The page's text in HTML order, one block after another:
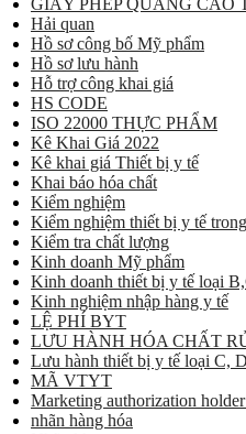
Hải quan
Hồ sơ công bố Mỹ phẩm
Hồ sơ lưu hành
Hỗ trợ công khai giá
HS CODE
ISO 22000 THỰC PHẨM
Kê Khai Giá 2022
Kê khai giá Thiết bị y tế
Khai báo hóa chất
Kiểm nghiệm
Kiểm nghiệm thiết bị y tế
Kiểm tra chất lượng
Kinh doanh Mỹ phẩm
Kinh doanh thiết bị y tế loại
Kinh nghiệm nhập hàng y tế
LỆ PHÍ BYT
LƯU HÀNH HÓA CHẤT
Lưu hành thiết bị y tế loại C, D
MÃ VTYT
Marketing authorization
nhãn hàng hóa